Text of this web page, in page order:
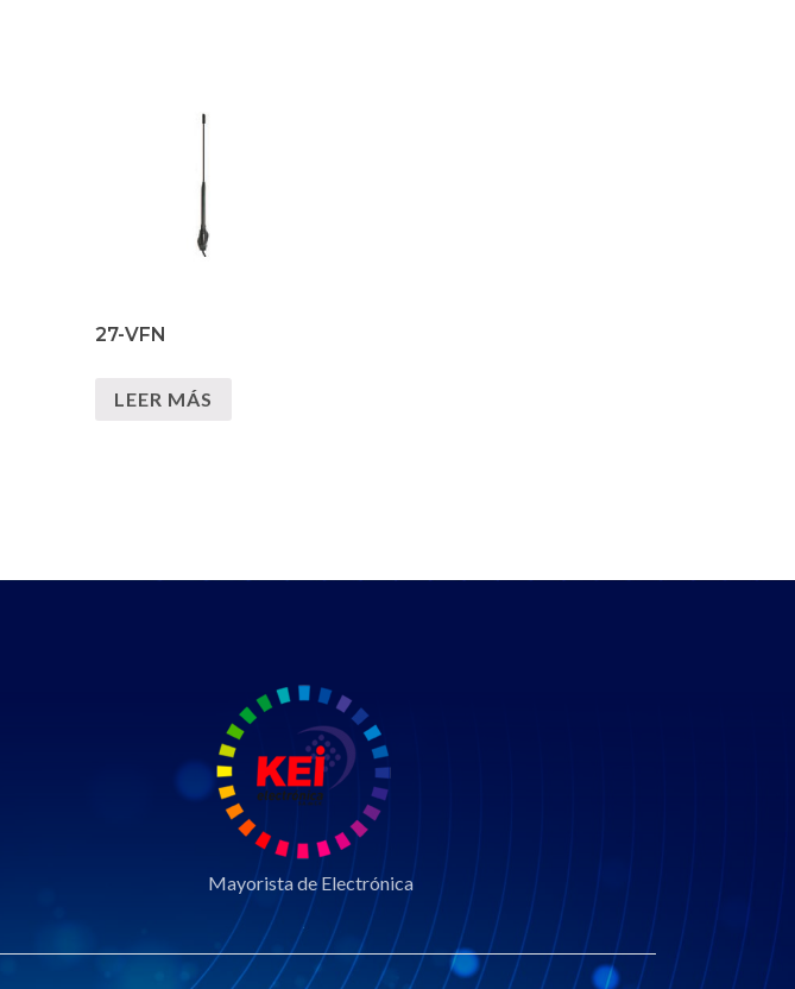
27-VFN
LEER MÁS
Mayorista de Electrónica